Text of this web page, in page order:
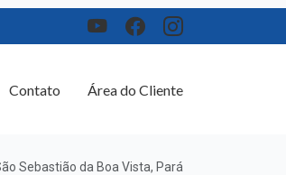
Área do Cliente
Sebastião da Boa Vista, Pará